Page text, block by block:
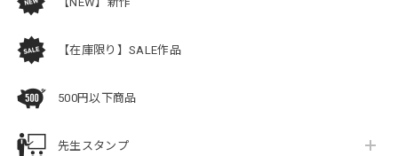
【在庫限り】SALE作品
500円以下商品
先生スタンプ